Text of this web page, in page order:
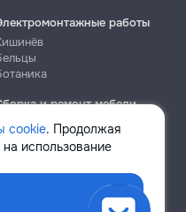
cookie. Продолжая
использование
работы
и ремонт мебели